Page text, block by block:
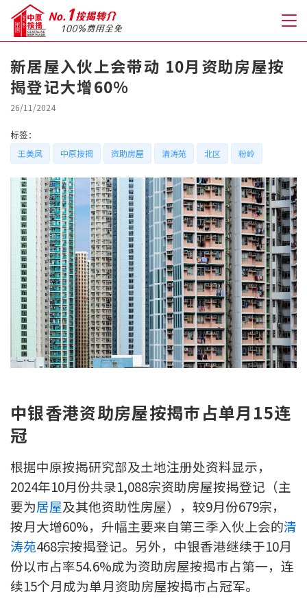
关于我们
人才房贷・开户优惠
免费房贷转介服务
免费开户转介服务
私人贷款
优惠礼遇
新盘优越按揭优惠
中原按揭标签优惠
按揭工具
转按计算
置业预算
供款年期计算
工商铺按揭计算
新居屋入伙上会带动 10月资助房屋按
揭登记大增60%
26/11/2024
标签：
王美凤 中原按揭 资助房屋 清涛苑 北区 粉岭
中银香港资助房屋按揭巿占单月15连
冠
根据中原按揭研究部及土地注册处资料显示，
2024年10月份共录1,088宗资助房屋按揭登记（主
要为居屋及其他资助性房屋），较9月份679宗，
按月大增60%，升幅主要来自第三季入伙上会的清
涛苑468宗按揭登记。另外，中银香港继续于10月
份以市占率54.6%成为资助房屋按揭巿占第一，连
续15个月成为单月资助房屋按揭巿占冠军。